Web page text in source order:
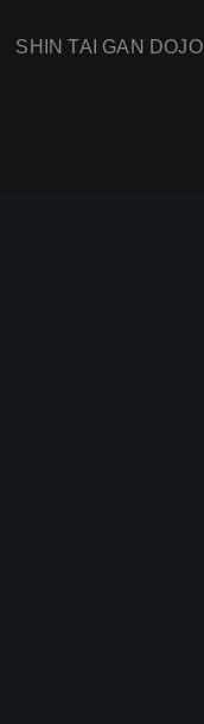
SHIN TAI GAN DOJO